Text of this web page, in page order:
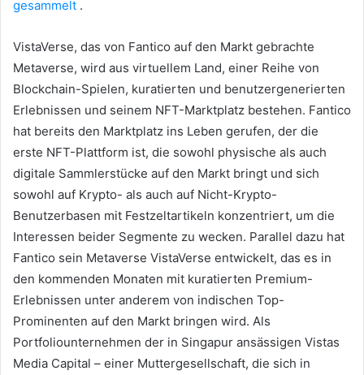
gesammelt .
VistaVerse, das von Fantico auf den Markt gebrachte
Metaverse, wird aus virtuellem Land, einer Reihe von
Blockchain-Spielen, kuratierten und benutzergenerierten
Erlebnissen und seinem NFT-Marktplatz bestehen. Fantico
hat bereits den Marktplatz ins Leben gerufen, der die
erste NFT-Plattform ist, die sowohl physische als auch
digitale Sammlerstücke auf den Markt bringt und sich
sowohl auf Krypto- als auch auf Nicht-Krypto-
Benutzerbasen mit Festzeltartikeln konzentriert, um die
Interessen beider Segmente zu wecken. Parallel dazu hat
Fantico sein Metaverse VistaVerse entwickelt, das es in
den kommenden Monaten mit kuratierten Premium-
Erlebnissen unter anderem von indischen Top-
Prominenten auf den Markt bringen wird. Als
Portfoliounternehmen der in Singapur ansässigen Vistas
Media Capital – einer Muttergesellschaft, die sich in